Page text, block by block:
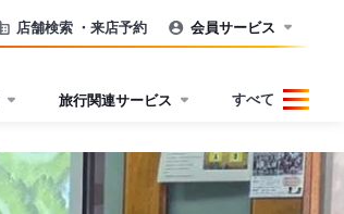
店舗検索 ・来店予約 会員サービス
旅行関連サービス すべて